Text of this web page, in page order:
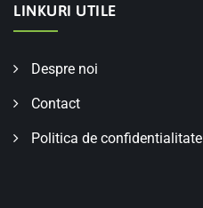
LINKURI UTILE
Despre noi
Contact
Politica de confidentialitate